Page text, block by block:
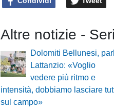
Altre notizie -
Dolomiti Bellunesi,
Lattanzio: «Voglio
vedere più ritmo e
intensità, dobbiamo lasciare
sul campo»